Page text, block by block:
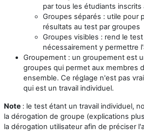
par tous les étudiants inscrits
Groupes séparés : utile pour
résultats au test par groupes
Groupes visibles : rend le
nécessairement y permettre
Groupement : un groupement est
groupes qui permet aux membres
ensemble. Ce réglage n'est pas
qui est un travail individuel.
Note : le test étant un travail individuel,
la dérogation de groupe (explications
la dérogation utilisateur afin de préciser